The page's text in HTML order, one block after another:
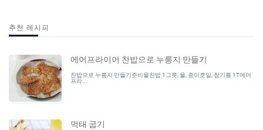
추천 레시피
에어프라이어 찬밥으로 누릉지 만들기
찬밥으로 누릉지 만들기준비물찬밥 1그릇, 물, 종이호일, 참기름 1T에어
프라...
먹태 굽기